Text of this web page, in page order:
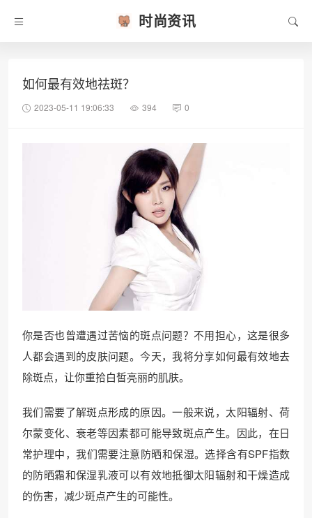
时尚资讯
如何最有效地祛斑？
2023-05-11 19:06:33 394 0
你是否也曾遭遇过苦恼的斑点问题？不用担心，这是很多
人都会遇到的皮肤问题。今天，我将分享如何最有效地去
除斑点，让你重拾白皙亮丽的肌肤。
我们需要了解斑点形成的原因。一般来说，太阳辐射、荷
尔蒙变化、衰老等因素都可能导致斑点产生。因此，在日
常护理中，我们需要注意防晒和保湿。选择含有SPF指数
的防晒霜和保湿乳液可以有效地抵御太阳辐射和干燥造成
的伤害，减少斑点产生的可能性。